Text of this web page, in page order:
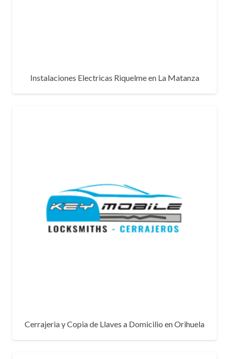
Instalaciones Electricas Riquelme en La Matanza
Cerrajeria y Copia de Llaves a Domicilio en Orihuela